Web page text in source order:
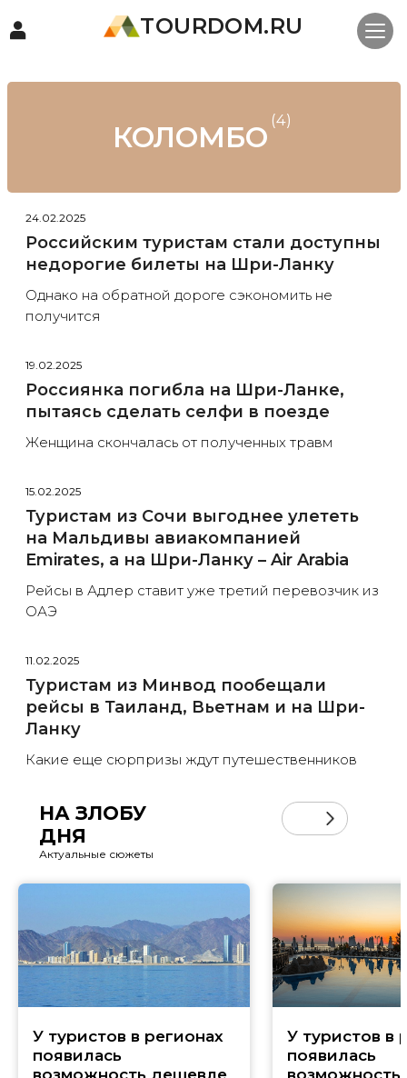
TOURDOM.RU
КОЛОМБО (4)
24.02.2025
Российским туристам стали доступны
недорогие билеты на Шри-Ланку
Однако на обратной дороге сэкономить не
получится
19.02.2025
Россиянка погибла на Шри-Ланке,
пытаясь сделать селфи в поезде
Женщина скончалась от полученных травм
15.02.2025
Туристам из Сочи выгоднее улететь
на Мальдивы авиакомпанией
Emirates, а на Шри-Ланку – Air Arabia
Рейсы в Адлер ставит уже третий перевозчик из
ОАЭ
11.02.2025
Туристам из Минвод пообещали
рейсы в Таиланд, Вьетнам и на Шри-
Ланку
Какие еще сюрпризы ждут путешественников
НА ЗЛОБУ
ДНЯ
Актуальные сюжеты
У туристов в регионах
появилась
возможность дешевле
У туристов в
появилась